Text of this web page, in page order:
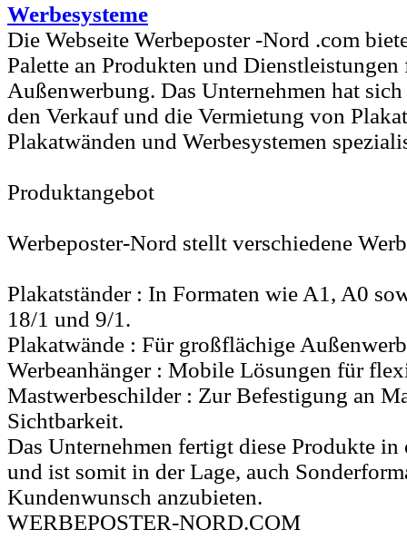
Werbesysteme
Die Webseite Werbeposter -Nord .com
Palette an Produkten und
Außenwerbung. Das Unternehmen hat
den Verkauf und die Vermietung von
Plakatwänden und Werbesystemen
Produktangebot
Werbeposter-Nord stellt verschiedene
Plakatständer : In Formaten wie A1, A0
18/1 und 9/1.
Plakatwände : Für großflächige
Werbeanhänger : Mobile Lösungen für
Mastwerbeschilder : Zur Befestigung an
Sichtbarkeit.
Das Unternehmen fertigt diese Produkte
und ist somit in der Lage, auch
Kundenwunsch anzubieten.
WERBEPOSTER-NORD.COM